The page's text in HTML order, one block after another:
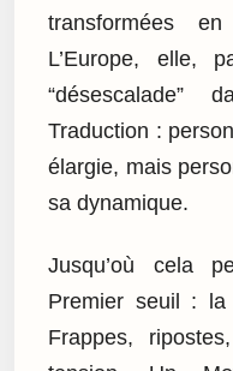
transformées
L’Europe, elle,
“désescalade”
Traduction :
élargie, mais
sa dynamique.
Jusqu’où cela
Premier seuil : la
Frappes,